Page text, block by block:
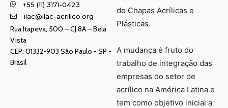
+55 (11) 3171-0423
ilac@ilac-acrilico.org
Rua Itapeva, 500 – CJ 8A – Bela
Vista
CEP: 01332-903 Sâo Paulo - SP -
Brasil
de Chapas Acrílicas e
Plásticas.
A mudança é fruto do
trabalho de integração das
empresas do setor de
acrílico na América Latina e
tem como objetivo inicial a